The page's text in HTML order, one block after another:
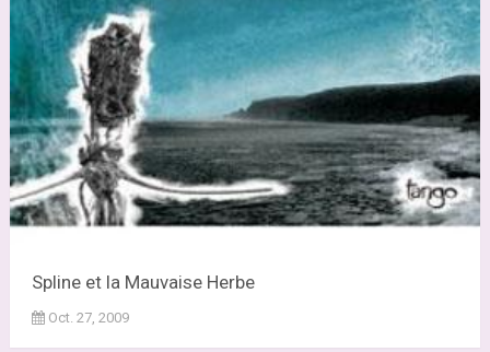
Spline et la Mauvaise Herbe
Oct. 27, 2009